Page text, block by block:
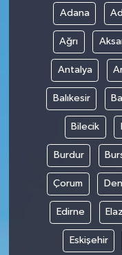
Adana
Ağrı
Antalya
Balıkesir
Bilecik
Burdur
Çorum
Edirne
Eskişehir
Teknoloji